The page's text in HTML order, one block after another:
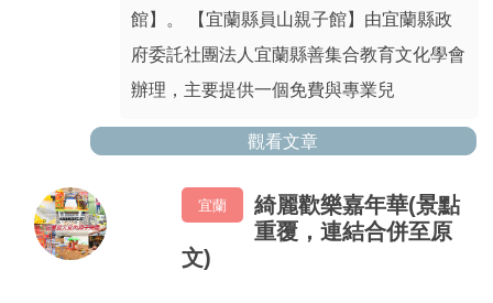
館】。 【宜蘭縣員山親子館】由宜蘭縣政
府委託社團法人宜蘭縣善集合教育文化學會
辦理，主要提供一個免費與專業兒
觀看文章
宜蘭
綺麗歡樂嘉年華(景點
重覆，連結合併至原
文)